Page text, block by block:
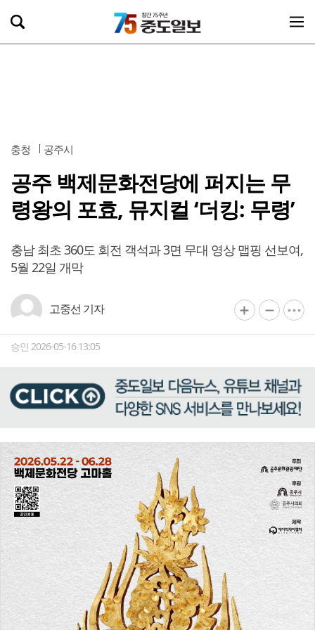
충청 공주시
공주 백제문화전당에 퍼지는 무
령왕의 포효, 뮤지컬 ‘더킹: 무령’
충남 최초 360도 회전 객석과 3면 무대 영상 맵핑 선보여,
5월 22일 개막
고중선 기자
승인 2026-05-16 13:05